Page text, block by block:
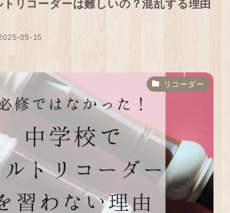
トリコーダーは難しいの？混乱する理由
05-15
リコーダー